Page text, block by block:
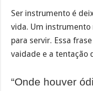
Ser instrumento é
vida. Um instrumento
para servir. Essa
vaidade e a tentação
“Onde houver